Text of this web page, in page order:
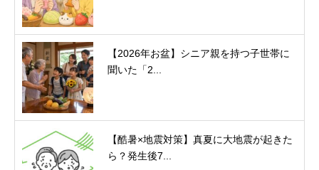
【2026年お盆】シニア親を持つ子世帯に
聞いた「2...
【酷暑×地震対策】真夏に大地震が起きた
ら？発生後7...